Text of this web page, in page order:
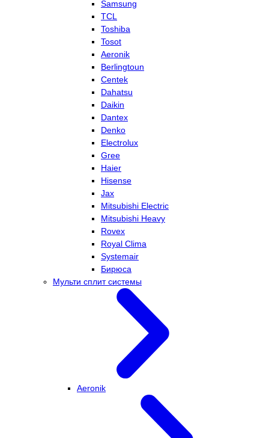
Samsung
TCL
Toshiba
Tosot
Aeronik
Berlingtoun
Centek
Dahatsu
Daikin
Dantex
Denko
Electrolux
Gree
Haier
Hisense
Jax
Mitsubishi Electric
Mitsubishi Heavy
Rovex
Royal Clima
Systemair
Бирюса
Мульти сплит системы
Aeronik